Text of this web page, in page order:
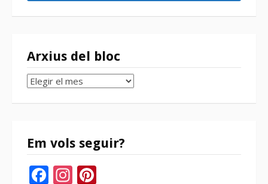
Arxius del bloc
Arxius
bloc
Em vols seguir?
Facebook
Instagram